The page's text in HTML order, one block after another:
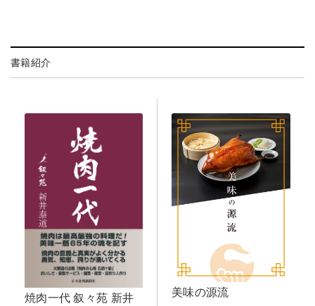
書籍紹介
焼肉一代 叙々苑 新井
美味の源流